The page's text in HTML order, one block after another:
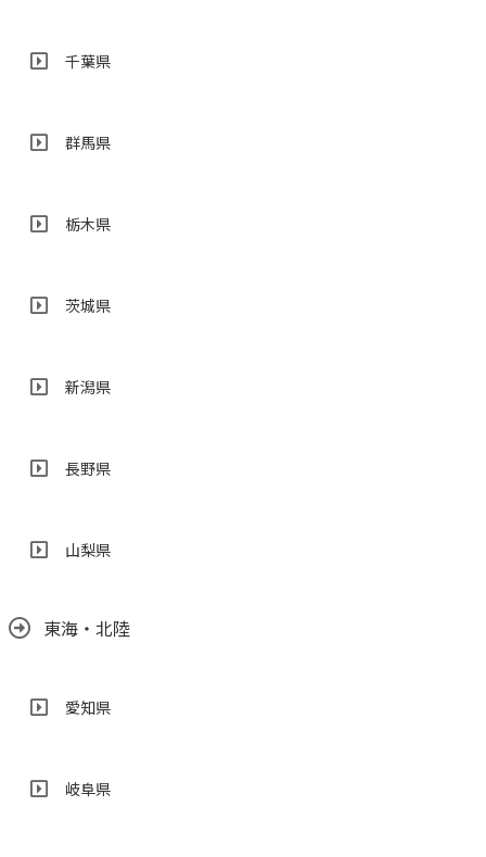
千葉県
群馬県
栃木県
茨城県
新潟県
長野県
山梨県
東海・北陸
愛知県
岐阜県